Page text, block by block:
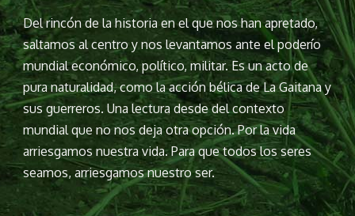
Del rincón de la historia en el que nos han apretado,
saltamos al centro y nos levantamos ante el poderío
mundial económico, político, militar. Es un acto de
pura naturalidad, como la acción bélica de La Gaitana y
sus guerreros. Una lectura desde del contexto
mundial que no nos deja otra opción. Por la vida
arriesgamos nuestra vida. Para que todos los seres
seamos, arriesgamos nuestro ser.